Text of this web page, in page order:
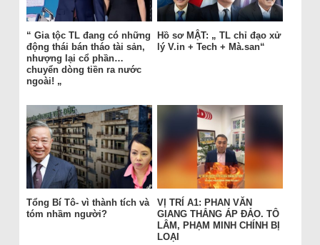
“ Gia tộc TL đang có những
động thái bán tháo tài sản,
nhượng lại cổ phần…
chuyển dòng tiền ra nước
ngoài! „
Hồ sơ MẬT: „ TL chỉ đạo xử
lý V.in + Tech + Mà.san“
Tổng Bí Tô- vì thành tích và
tóm nhầm người?
VỊ TRÍ A1: PHAN VĂN
GIANG THẮNG ÁP ĐẢO. TÔ
LÂM, PHẠM MINH CHÍNH BỊ
LOẠI